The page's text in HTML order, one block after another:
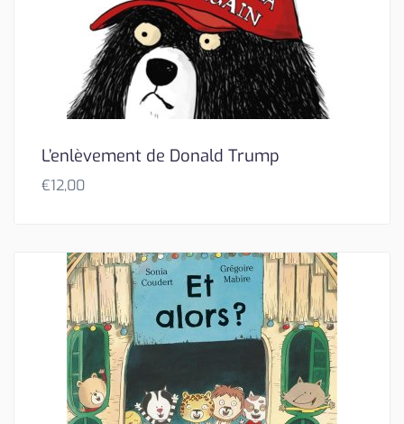
L’enlèvement de Donald Trump
€12,00